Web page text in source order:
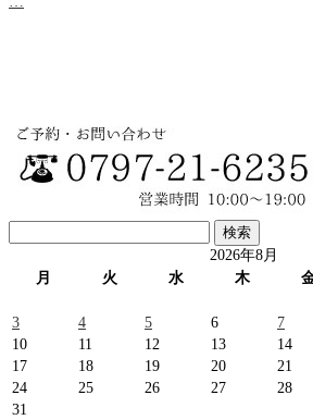
索:
2026年8月
月
火 水 木
3
4 5 6 7
10
11 12 13 14
17
18 19 20 21
24
25 26 27 28
31